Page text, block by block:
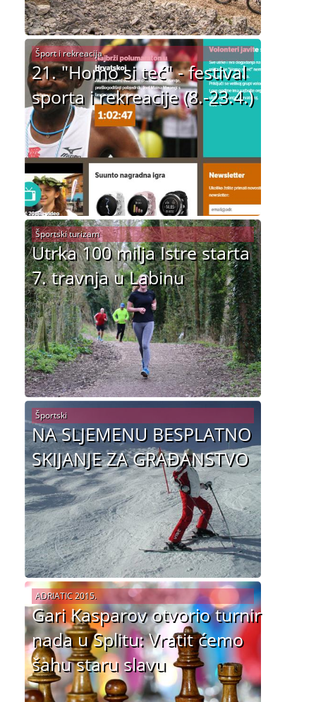
21. "Homo si teć" - festival
sporta i rekreacije (8.-23.4.)
Šport i rekreacija
Utrka 100 milja Istre starta
7. travnja u Labinu
Športski turizam
NA SLJEMENU BESPLATNO
SKIJANJE ZA GRAĐANSTVO
Športski
Gari Kasparov otvorio turnir
nada u Splitu: Vratit ćemo
šahu staru slavu
ADRIATIC 2015.